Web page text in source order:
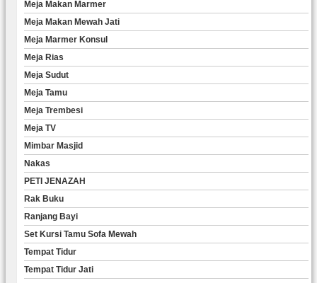
Meja Makan Marmer
Meja Makan Mewah Jati
Meja Marmer Konsul
Meja Rias
Meja Sudut
Meja Tamu
Meja Trembesi
Meja TV
Mimbar Masjid
Nakas
PETI JENAZAH
Rak Buku
Ranjang Bayi
Set Kursi Tamu Sofa Mewah
Tempat Tidur
Tempat Tidur Jati